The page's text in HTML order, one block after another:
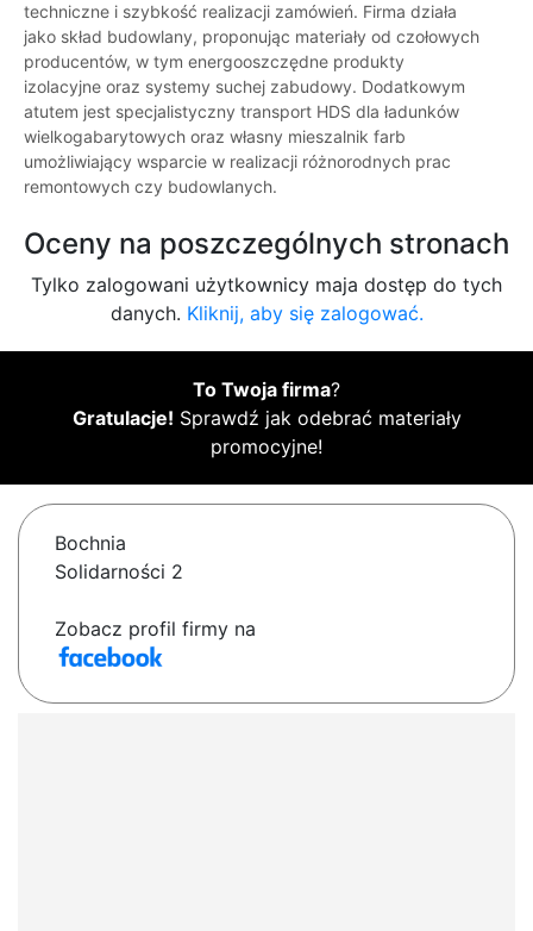
techniczne i szybkość realizacji zamówień. Firma działa
jako skład budowlany, proponując materiały od czołowych
producentów, w tym energooszczędne produkty
izolacyjne oraz systemy suchej zabudowy. Dodatkowym
atutem jest specjalistyczny transport HDS dla ładunków
wielkogabarytowych oraz własny mieszalnik farb
umożliwiający wsparcie w realizacji różnorodnych prac
remontowych czy budowlanych.
Oceny na poszczególnych stronach
Tylko zalogowani użytkownicy maja dostęp do tych
danych. Kliknij, aby się zalogować.
To Twoja firma?
Gratulacje! Sprawdź jak odebrać materiały
promocyjne!
Bochnia
Solidarności 2
Zobacz profil firmy na